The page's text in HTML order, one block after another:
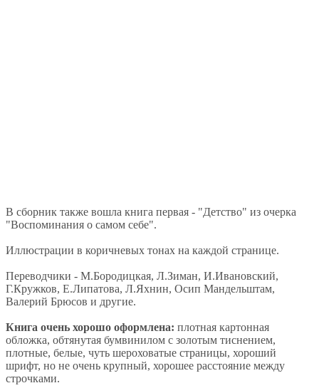
В сборник также вошла книга первая - "Детство" из очерка
"Воспоминания о самом себе".
Иллюстрации в коричневых тонах на каждой странице.
Переводчики - М.Бородицкая, Л.Зиман, И.Ивановский,
Г.Кружков, Е.Липатова, Л.Яхнин, Осип Мандельштам,
Валерий Брюсов и другие.
Книга очень хорошо оформлена: плотная картонная
обложка, обтянутая бумвинилом с золотым тиснением,
плотные, белые, чуть шероховатые страницы, хороший
шрифт, но не очень крупный, хорошее расстояние между
строчками.